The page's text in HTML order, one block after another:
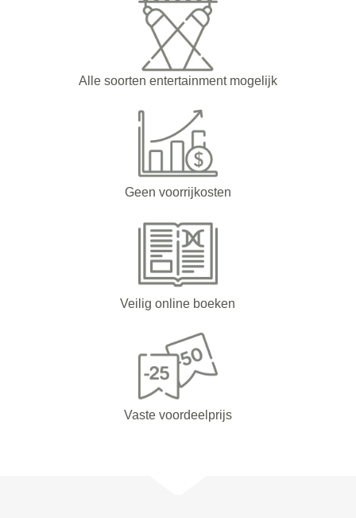
Alle soorten entertainment mogelijk
Geen voorrijkosten
Veilig online boeken
Vaste voordeelprijs